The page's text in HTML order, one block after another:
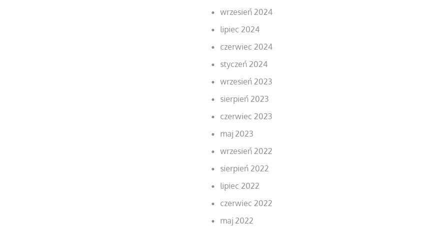
wrzesień 2024
lipiec 2024
czerwiec 2024
styczeń 2024
wrzesień 2023
sierpień 2023
czerwiec 2023
maj 2023
wrzesień 2022
sierpień 2022
lipiec 2022
czerwiec 2022
maj 2022